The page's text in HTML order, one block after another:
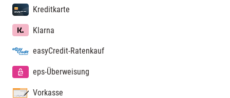
Kreditkarte
Klarna
easyCredit-Ratenkauf
eps-Überweisung
Vorkasse